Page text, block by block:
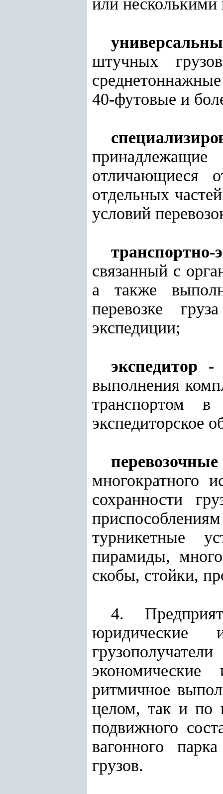
или несколькими
штучных
40-футовые и
отличающиеся
отдельных
условий
транспортно-
связанный с
а также
перевозке
экспедиции;
экспедитор -
выполнения
транспортом в
экспедиторское
многократного
сохранности
турникетные
пирамиды,
скобы, стойки,
4.
юридические
ритмичное
целом, так и по
подвижного
вагонного
грузов.